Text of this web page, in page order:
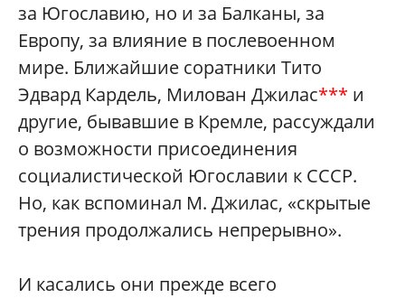
за Югославию, но и за Балканы, за
Европу, за влияние в послевоенном
мире. Ближайшие соратники Тито
Эдвард Кардель, Милован Джилас*** и
другие, бывавшие в Кремле, рассуждали
о возможности присоединения
социалистической Югославии к СССР.
Но, как вспоминал М. Джилас, «скрытые
трения продолжались непрерывно».
И касались они прежде всего